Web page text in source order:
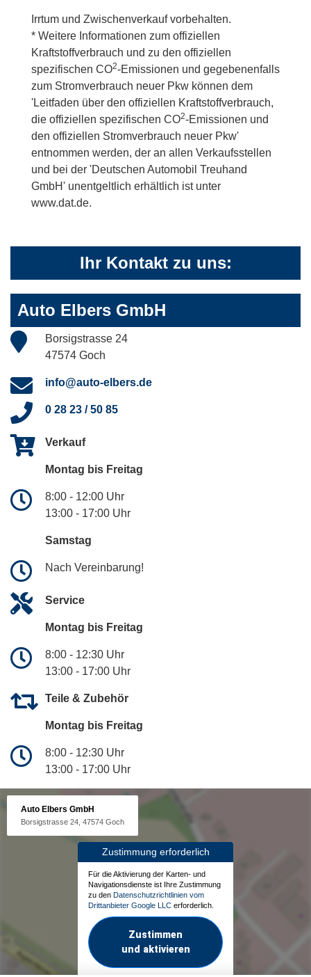
Irrtum und Zwischenverkauf vorbehalten.
* Weitere Informationen zum offiziellen
Kraftstoffverbrauch und zu den offiziellen
spezifischen CO2-Emissionen und gegebenenfalls
zum Stromverbrauch neuer Pkw können dem
'Leitfaden über den offiziellen Kraftstoffverbrauch,
die offiziellen spezifischen CO2-Emissionen und
den offiziellen Stromverbrauch neuer Pkw'
entnommen werden, der an allen Verkaufsstellen
und bei der 'Deutschen Automobil Treuhand
GmbH' unentgeltlich erhältlich ist unter
www.dat.de.
Ihr Kontakt zu uns:
Auto Elbers GmbH
Borsigstrasse 24
47574 Goch
info@auto-elbers.de
0 28 23 / 50 85
Verkauf
Montag bis Freitag
8:00 - 12:00 Uhr
13:00 - 17:00 Uhr
Samstag
Nach Vereinbarung!
Service
Montag bis Freitag
8:00 - 12:30 Uhr
13:00 - 17:00 Uhr
Teile & Zubehör
Montag bis Freitag
8:00 - 12:30 Uhr
13:00 - 17:00 Uhr
Auto Elbers GmbH
Borsigstrasse 24, 47574 Goch
Zustimmung erforderlich
Für die Aktivierung der Karten- und
Navigationsdienste ist Ihre Zustimmung
zu den Datenschutzrichtlinien vom
Drittanbieter Google LLC erforderlich.
Zustimmen
und aktivieren